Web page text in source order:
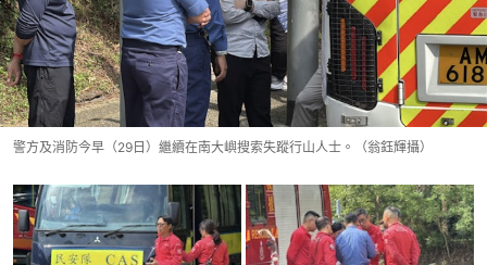
警方及消防今早（29日）繼續在南大嶼搜索失蹤行山人士。（翁鈺輝攝）